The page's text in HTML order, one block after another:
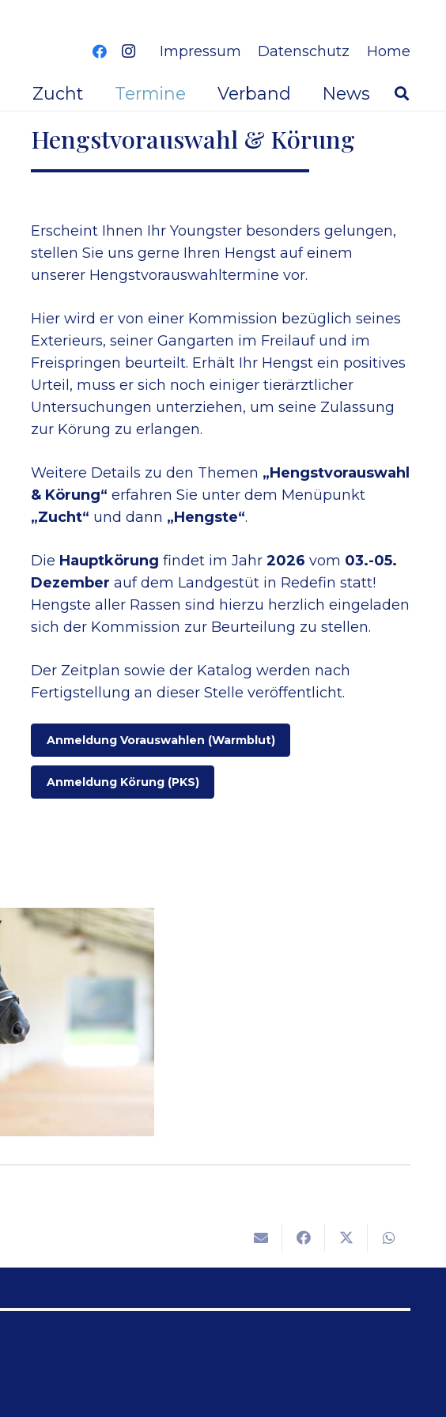
Impressum Datenschutz Home
Zucht Termine Verband News
Hengstvorauswahl & Körung
Erscheint Ihnen Ihr Youngster besonders gelungen,
stellen Sie uns gerne Ihren Hengst auf einem
unserer Hengstvorauswahltermine vor.
Hier wird er von einer Kommission bezüglich seines
Exterieurs, seiner Gangarten im Freilauf und im
Freispringen beurteilt. Erhält Ihr Hengst ein positives
Urteil, muss er sich noch einiger tierärztlicher
Untersuchungen unterziehen, um seine Zulassung
zur Körung zu erlangen.
Weitere Details zu den Themen „Hengstvorauswahl
& Körung“ erfahren Sie unter dem Menüpunkt
„Zucht“ und dann „Hengste“.
Die Hauptkörung findet im Jahr 2026 vom 03.-05.
Dezember auf dem Landgestüt in Redefin statt!
Hengste aller Rassen sind hierzu herzlich eingeladen
sich der Kommission zur Beurteilung zu stellen.
Der Zeitplan sowie der Katalog werden nach
Fertigstellung an dieser Stelle veröffentlicht.
Anmeldung Vorauswahlen (Warmblut)
Anmeldung Körung (PKS)